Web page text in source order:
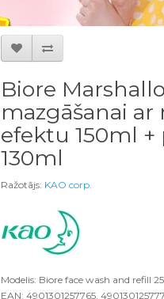
Biore
mazgāšanai
efektu 150ml +
130ml
Ražotājs: KAO corp.
Modelis: Biore face wash and refill
EAN: 4901301257765,